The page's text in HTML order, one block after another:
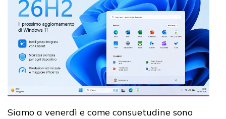
Siamo a venerdì e come consuetudine sono